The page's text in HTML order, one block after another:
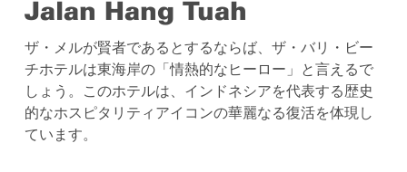
Jalan Hang Tuah
ザ・メルが賢者であるとするならば、ザ・バリ・ビー
チホテルは東海岸の「情熱的なヒーロー」と言えるで
しょう。このホテルは、インドネシアを代表する歴史
的なホスピタリティアイコンの華麗なる復活を体現し
ています。